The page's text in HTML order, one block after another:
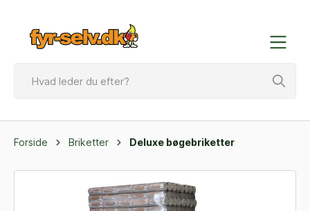
Forside Briketter Deluxe bøgebriketter